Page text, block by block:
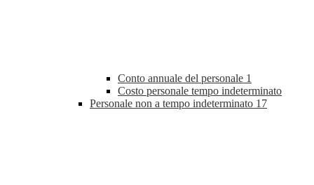
Conto annuale del personale 1
Costo personale tempo indeterminato
Personale non a tempo indeterminato 17